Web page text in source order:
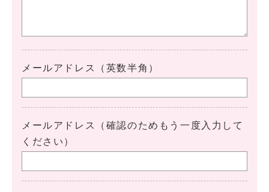
メールアドレス（英数半角）
メールアドレス（確認のためもう一度入力して
ください）